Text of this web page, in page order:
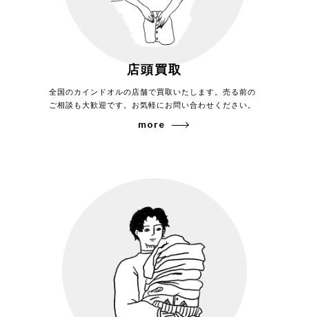
2026年7月買取
カインドオル自由が丘店でコモリ バンドカ
ラーストライプシャツ J03-02002を買取致
しました。
スシャツ B01-02013を買取致しました。
2026年7月買取
店頭買取
全国のカインドオルの店舗で買取いたします。売る前の
ご相談も大歓迎です。お気軽にお問い合わせください。
more